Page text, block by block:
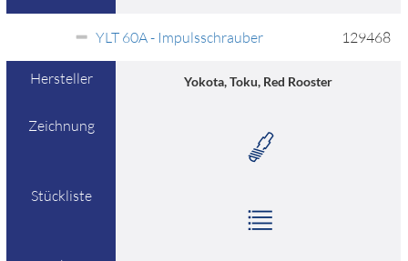
YLT 60A - Impulsschrauber 129468
Hersteller Yokota, Toku, Red Rooster
Zeichnung
Stückliste